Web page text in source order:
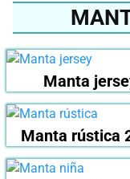
Manta
Manta rústica